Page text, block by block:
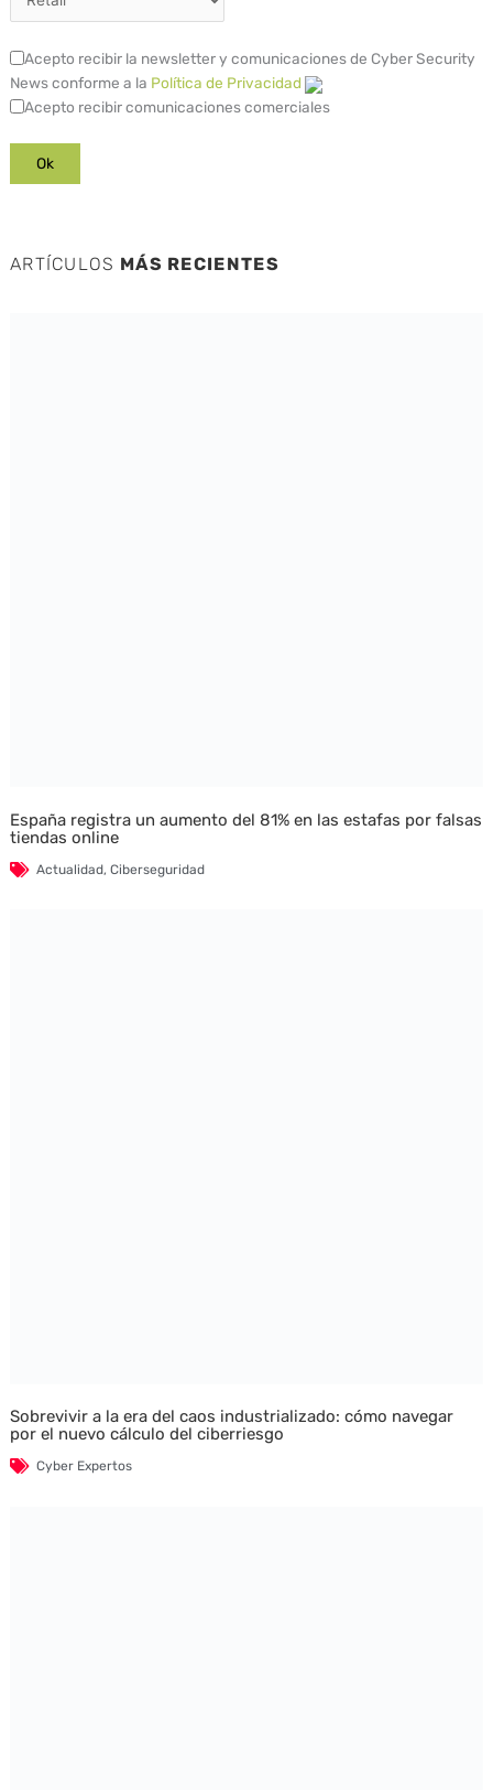
Acepto recibir la newsletter y comunicaciones de Cyber Security
News conforme a la Política de Privacidad
Acepto recibir comunicaciones comerciales
ARTÍCULOS MÁS RECIENTES
España registra un aumento del 81% en las estafas por falsas
tiendas online
Actualidad, Ciberseguridad
Sobrevivir a la era del caos industrializado: cómo navegar
por el nuevo cálculo del ciberriesgo
Cyber Expertos